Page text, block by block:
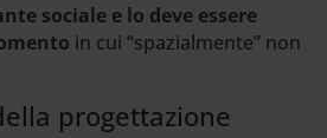
sociale e lo deve essere
in cui “spazialmente” non
progettazione